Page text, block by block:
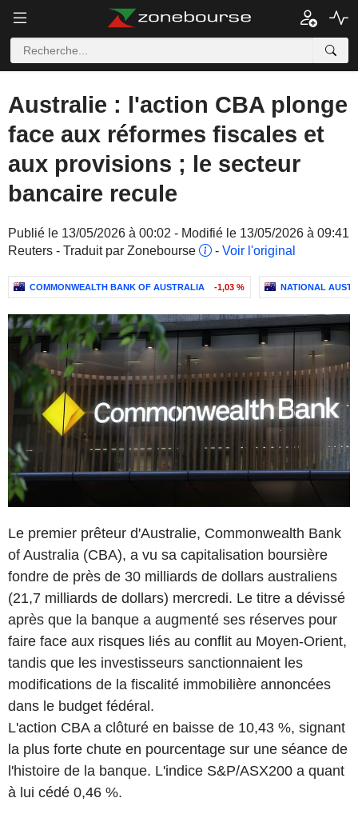
Australie : l'action CBA plonge
face aux réformes fiscales et
aux provisions ; le secteur
bancaire recule
Publié le 13/05/2026 à 00:02 - Modifié le 13/05/2026 à 09:41
Reuters - Traduit par Zonebourse
- Voir l'original
COMMONWEALTH BANK OF AUSTRALIA -1,03 % NATIONAL
Le premier prêteur d'Australie, Commonwealth Bank
of Australia (CBA), a vu sa capitalisation boursière
fondre de près de 30 milliards de dollars australiens
(21,7 milliards de dollars) mercredi. Le titre a dévissé
après que la banque a augmenté ses réserves pour
faire face aux risques liés au conflit au Moyen-Orient,
tandis que les investisseurs sanctionnaient les
modifications de la fiscalité immobilière annoncées
dans le budget fédéral.
L'action CBA a clôturé en baisse de 10,43 %, signant
la plus forte chute en pourcentage sur une séance de
l'histoire de la banque. L'indice S&P/ASX200 a quant
à lui cédé 0,46 %.